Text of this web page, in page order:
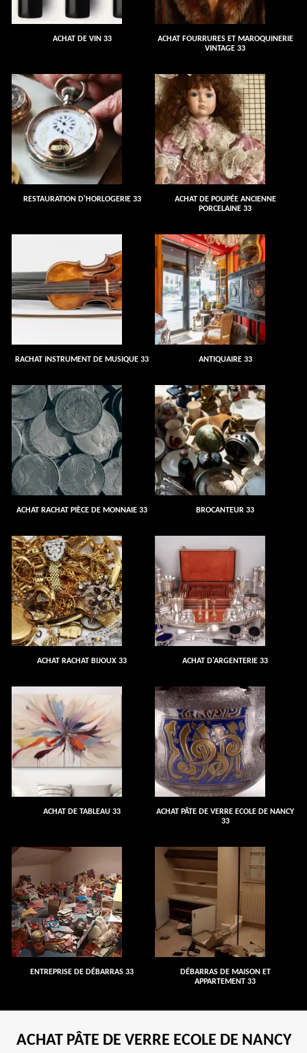
ACHAT DE VIN 33
ACHAT FOURRURES ET MAROQUINERIE
VINTAGE 33
RESTAURATION D'HORLOGERIE 33
ACHAT DE POUPÉE ANCIENNE
PORCELAINE 33
RACHAT INSTRUMENT DE MUSIQUE 33 ANTIQUAIRE 33
ACHAT RACHAT PIÈCE DE MONNAIE 33 BROCANTEUR 33
ACHAT RACHAT BIJOUX 33 ACHAT D'ARGENTERIE 33
ACHAT DE TABLEAU 33
ACHAT PÂTE DE VERRE ECOLE DE NANCY
33
ENTREPRISE DE DÉBARRAS 33
DÉBARRAS DE MAISON ET
APPARTEMENT 33
ACHAT PÂTE DE VERRE ECOLE DE NANCY